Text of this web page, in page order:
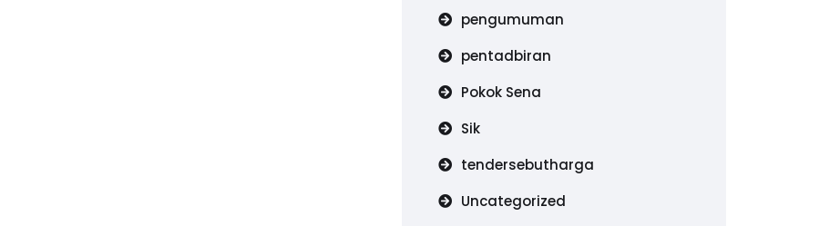
pengumuman
pentadbiran
Pokok Sena
Sik
tendersebutharga
Uncategorized